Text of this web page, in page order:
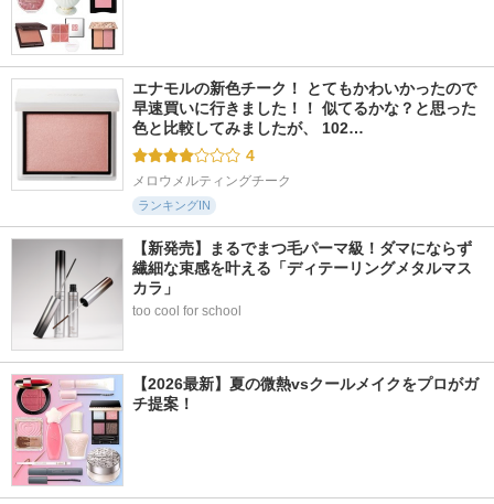
エナモルの新色チーク！ とてもかわいかったので
早速買いに行きました！！ 似てるかな？と思った
色と比較してみましたが、 102…
4
メロウメルティングチーク
ランキングIN
【新発売】まるでまつ毛パーマ級！ダマにならず
繊細な束感を叶える「ディテーリングメタルマス
カラ」
too cool for school
【2026最新】夏の微熱vsクールメイクをプロがガ
チ提案！